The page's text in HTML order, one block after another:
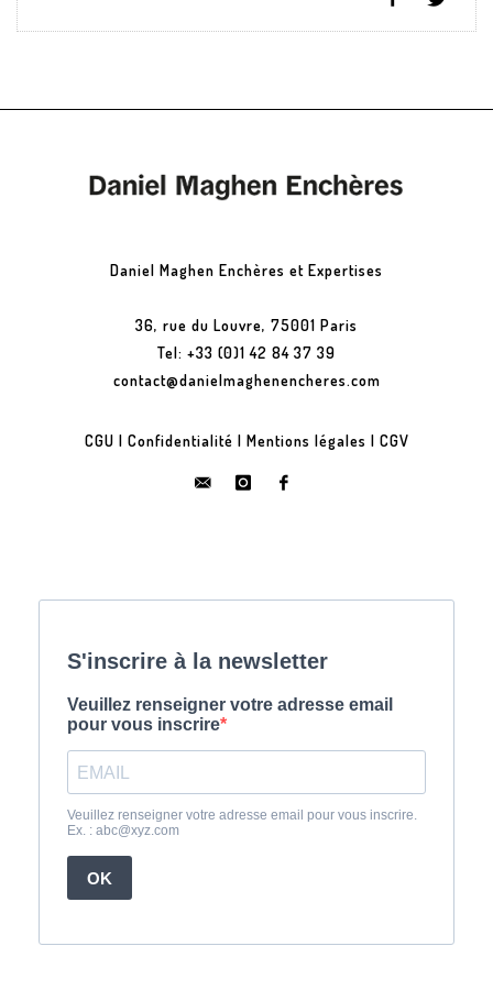
Daniel Maghen Enchères et Expertises
36, rue du Louvre, 75001 Paris
Tel: +33 (0)1 42 84 37 39
contact@danielmaghenencheres.com
CGU | Confidentialité | Mentions légales | CGV